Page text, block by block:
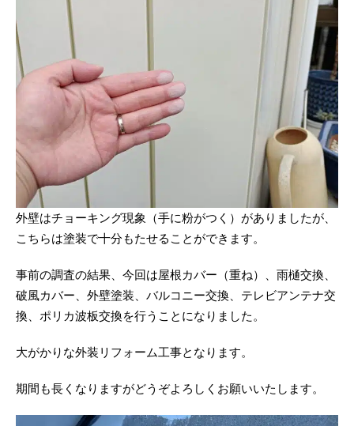
外壁はチョーキング現象（手に粉がつく）がありましたが、
こちらは塗装で十分もたせることができます。
事前の調査の結果、今回は屋根カバー（重ね）、雨樋交換、
破風カバー、外壁塗装、バルコニー交換、テレビアンテナ交
換、ポリカ波板交換を行うことになりました。
大がかりな外装リフォーム工事となります。
期間も長くなりますがどうぞよろしくお願いいたします。